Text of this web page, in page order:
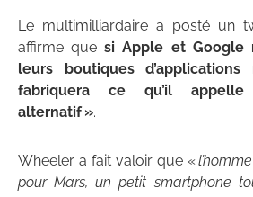
Le multimilliardaire a posté un
affirme quesi Apple et Google
leurs boutiques d’applications
fabriquera ce qu’il
alternatif ».
Wheeler a fait valoir que «
pour Mars, un petit smartphone